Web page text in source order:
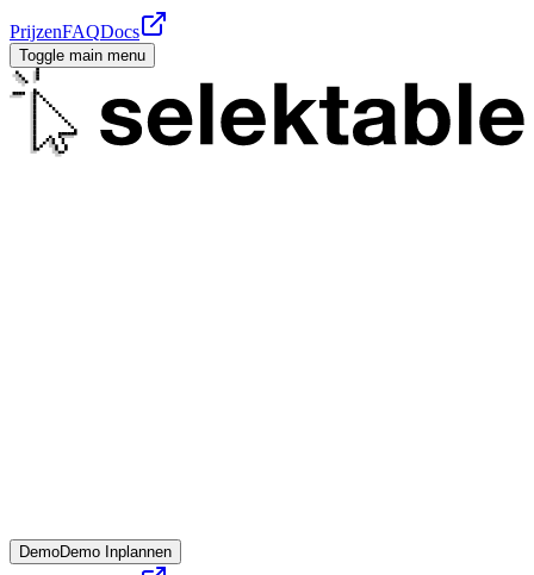
PrijzenFAQDocs
Toggle main menu
DemoDemo Inplannen